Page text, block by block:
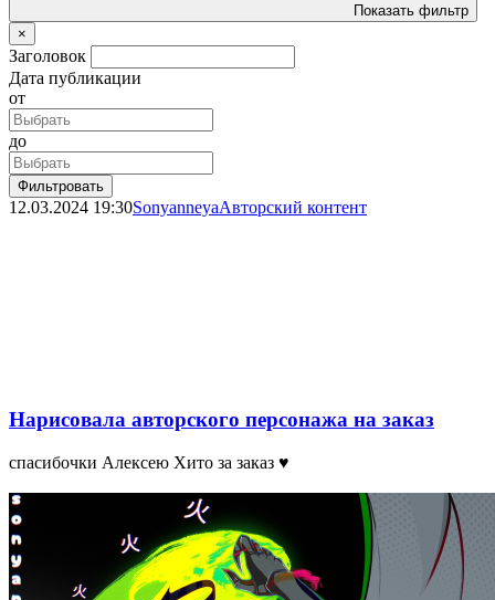
Показать фильтр
×
Заголовок
Дата публикации
от
до
Фильтровать
12.03.2024 19:30SonyanneyaАвторский контент
Нарисовала авторского персонажа на заказ
спасибочки Алексею Хито за заказ ♥